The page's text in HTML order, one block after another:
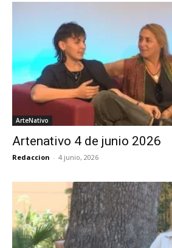
ArteNativo
Artenativo 4 de junio 2026
Redaccion - 4 junio, 2026